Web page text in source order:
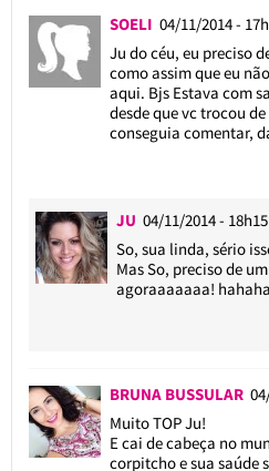
SOELI 04/11/2014 -
Ju do céu, eu preciso
como assim que eu
aqui. Bjs Estava com
desde que vc trocou
conseguia comentar,
JU 04/11/2014 - 18h15
So, sua linda, sério
Mas So, preciso de
agoraaaaaaa! hahaha
BRUNA BUSSULAR
Muito TOP Ju!
E cai de cabeça no
corpitcho e sua saúde